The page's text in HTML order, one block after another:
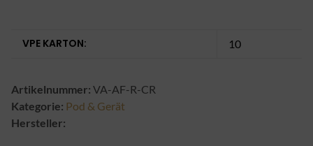
VPE KARTON: 10
Artikelnummer: VA-AF-R-CR
Kategorie: Pod & Gerät
Hersteller: